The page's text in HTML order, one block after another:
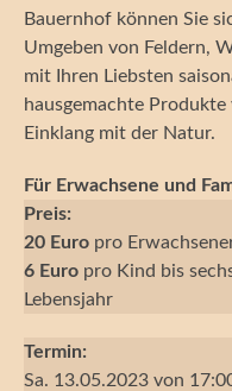
Bauernhof können Sie
Umgeben von Feldern,
mit Ihren Liebsten
hausgemachte
Einklang mit der Natur.
Für Erwachsene und
Preis:
20 Euro pro
6 Euro pro Kind bis
Lebensjahr
Termin:
Sa. 13.05.2023 von